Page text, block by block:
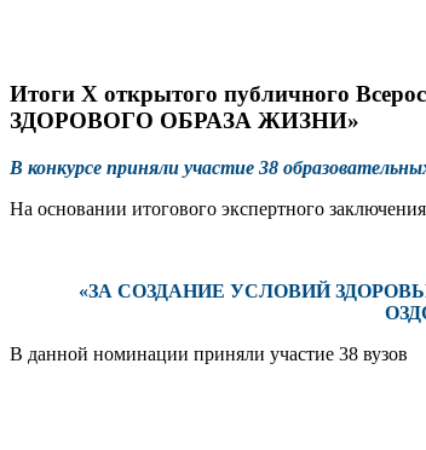
Итоги X открытого публичного
ЗДОРОВОГО ОБРАЗА ЖИЗНИ»
В конкурсе приняли участие 38
На основании итогового экспертного
«ЗА СОЗДАНИЕ УСЛОВИЙ
В данной номинации приняли участие 38 вузов